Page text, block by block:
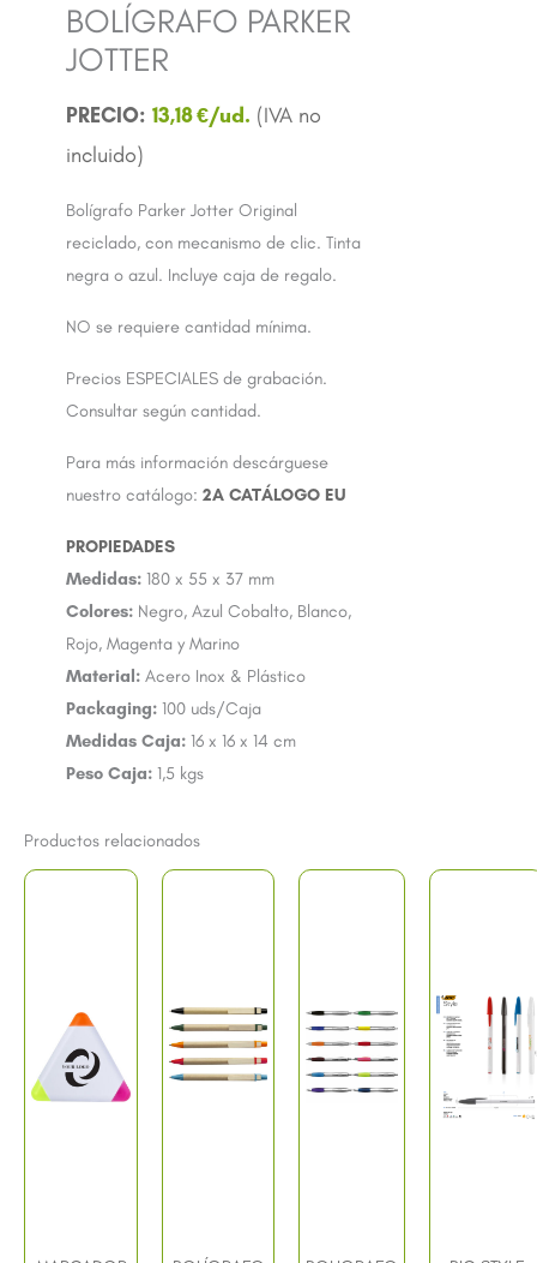
BOLÍGRAFO PARKER
JOTTER
13,18€
Bolígrafo Parker Jotter Original
reciclado, con mecanismo de clic. Tinta
negra o azul. Incluye caja de regalo.
NO se requiere cantidad mínima.
Precios ESPECIALES de grabación.
Consultar según cantidad.
Para más información descárguese
nuestro catálogo: 2A CATÁLOGO EU
Medidas: 180 x 55 x 37 mm
Colores: Negro, Azul Cobalto, Blanco,
Rojo, Magenta y Marino
Material: Acero Inox & Plástico
Packaging: 100 uds/Caja
Medidas Caja: 16 x 16 x 14 cm
Peso Caja: 1,5 kgs
Productos relacionados